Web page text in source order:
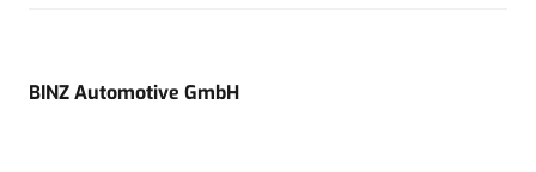
BINZ Automotive GmbH